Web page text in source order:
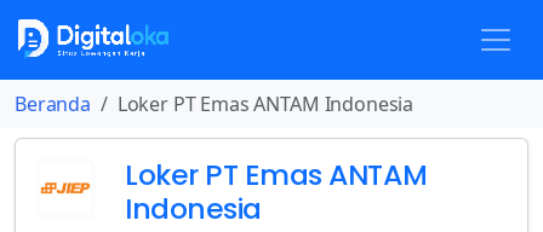
Beranda Loker PT Emas ANTAM Indonesia
Loker PT Emas ANTAM
Indonesia